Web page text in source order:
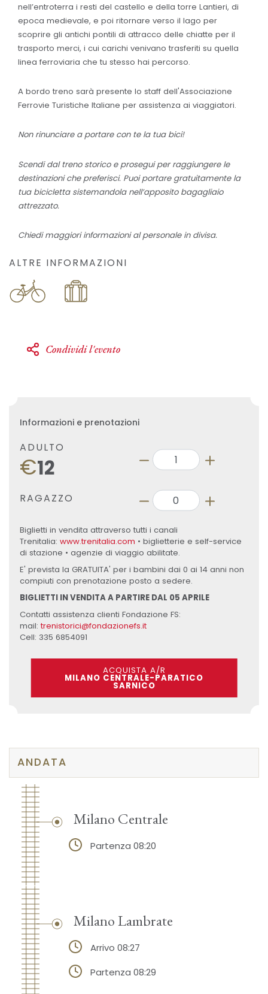
nell’entroterra i resti del castello e della torre Lantieri, di
epoca medievale, e poi ritornare verso il lago per
scoprire gli antichi pontili di attracco delle chiatte per il
trasporto merci, i cui carichi venivano trasferiti su quella
linea ferroviaria che tu stesso hai percorso.
A bordo treno sarà presente lo staff dell'Associazione
Ferrovie Turistiche Italiane per assistenza ai viaggiatori.
Non rinunciare a portare con te la tua bici!
Scendi dal treno storico e prosegui per raggiungere le
destinazioni che preferisci. Puoi portare gratuitamente la
tua bicicletta sistemandola nell’apposito bagagliaio
attrezzato.
Chiedi maggiori informazioni al personale in divisa.
ALTRE INFORMAZIONI
Condividi l'evento
Informazioni e prenotazioni
ADULTO
€12
RAGAZZO
Biglietti in vendita attraverso tutti i canali
Trenitalia: www.trenitalia.com • biglietterie e self-service
di stazione • agenzie di viaggio abilitate.
E' prevista la GRATUITA' per i bambini dai 0 ai 14 anni non
compiuti con prenotazione posto a sedere.
BIGLIETTI IN VENDITA A PARTIRE DAL 05 APRILE
Contatti assistenza clienti Fondazione FS:
mail:trenistorici@fondazionefs.it
Cell: 335 6854091
ACQUISTA A/R
MILANO CENTRALE-PARATICO
SARNICO
ANDATA
Milano Centrale
Partenza 08:20
Milano Lambrate
Arrivo 08:27
Partenza 08:29